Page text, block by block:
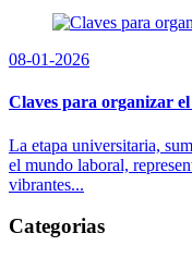
08-01-2026
Claves para organizar
La etapa universitaria,
el mundo laboral,
vibrantes...
Categorias